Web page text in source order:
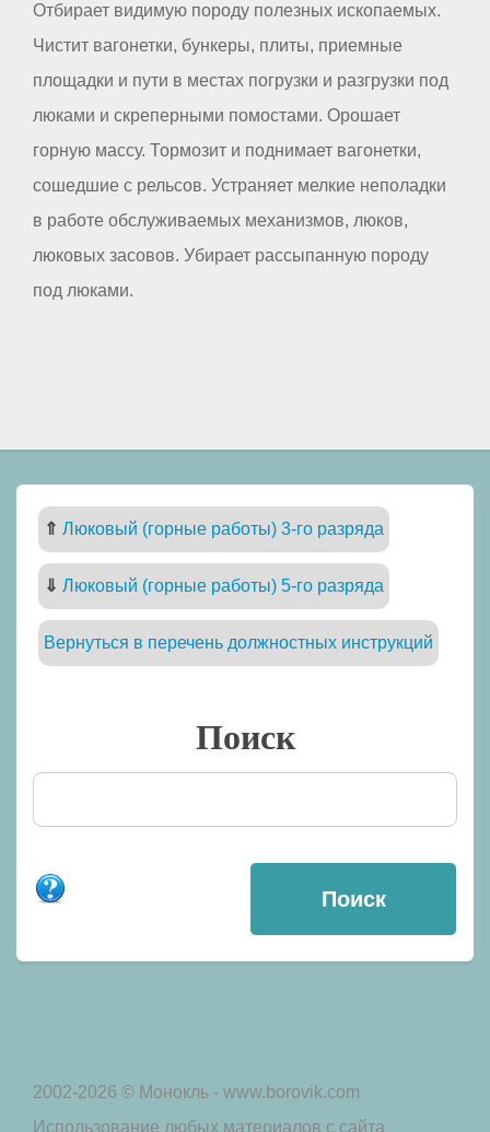
Отбирает видимую породу полезных ископаемых.
Чистит вагонетки, бункеры, плиты, приемные
площадки и пути в местах погрузки и разгрузки под
люками и скреперными помостами. Орошает
горную массу. Тормозит и поднимает вагонетки,
сошедшие с рельсов. Устраняет мелкие неполадки
в работе обслуживаемых механизмов, люков,
люковых засовов. Убирает рассыпанную породу
под люками.
⇑ Люковый (горные работы) 3-го разряда
⇓ Люковый (горные работы) 5-го разряда
Вернуться в перечень должностных инструкций
Поиск
2002-2026 © Монокль - www.borovik.com
Использование любых материалов с сайта